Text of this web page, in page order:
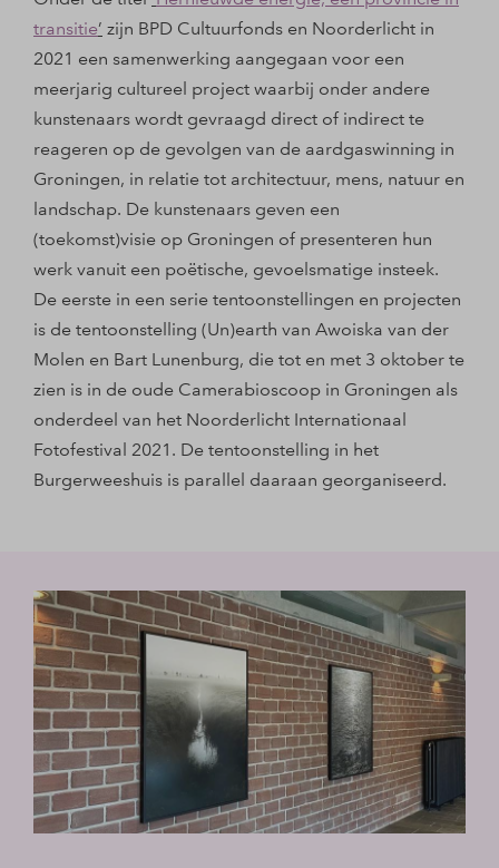
transitie’ zijn BPD Cultuurfonds en Noorderlicht in
2021 een samenwerking aangegaan voor een
meerjarig cultureel project waarbij onder andere
kunstenaars wordt gevraagd direct of indirect te
reageren op de gevolgen van de aardgaswinning in
Groningen, in relatie tot architectuur, mens, natuur en
landschap. De kunstenaars geven een
(toekomst)visie op Groningen of presenteren hun
werk vanuit een poëtische, gevoelsmatige insteek.
De eerste in een serie tentoonstellingen en projecten
is de tentoonstelling (Un)earth van Awoiska van der
Molen en Bart Lunenburg, die tot en met 3 oktober te
zien is in de oude Camerabioscoop in Groningen als
onderdeel van het Noorderlicht Internationaal
Fotofestival 2021. De tentoonstelling in het
Burgerweeshuis is parallel daaraan georganiseerd.